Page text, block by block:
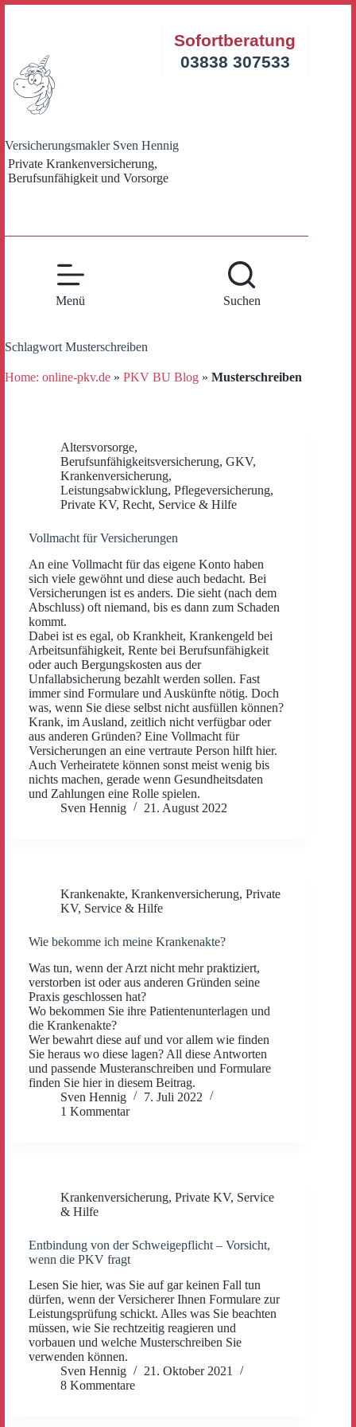
Versicherungsmakler Sven Hennig
Private Krankenversicherung,
Berufsunfähigkeit und Vorsorge
Sofortberatung
03838 307533
Menü Suchen
Schlagwort Musterschreiben
Home: online-pkv.de » PKV BU Blog » Musterschreiben
Altersvorsorge,
Berufsunfähigkeitsversicherung, GKV,
Krankenversicherung,
Leistungsabwicklung, Pflegeversicherung,
Private KV, Recht, Service & Hilfe
Vollmacht für Versicherungen
An eine Vollmacht für das eigene Konto haben
sich viele gewöhnt und diese auch bedacht. Bei
Versicherungen ist es anders. Die sieht (nach dem
Abschluss) oft niemand, bis es dann zum Schaden
kommt.
Dabei ist es egal, ob Krankheit, Krankengeld bei
Arbeitsunfähigkeit, Rente bei Berufsunfähigkeit
oder auch Bergungskosten aus der
Unfallabsicherung bezahlt werden sollen. Fast
immer sind Formulare und Auskünfte nötig. Doch
was, wenn Sie diese selbst nicht ausfüllen können?
Krank, im Ausland, zeitlich nicht verfügbar oder
aus anderen Gründen? Eine Vollmacht für
Versicherungen an eine vertraute Person hilft hier.
Auch Verheiratete können sonst meist wenig bis
nichts machen, gerade wenn Gesundheitsdaten
und Zahlungen eine Rolle spielen.
Sven Hennig
21. August 2022
Krankenakte, Krankenversicherung, Private
KV, Service & Hilfe
Wie bekomme ich meine Krankenakte?
Was tun, wenn der Arzt nicht mehr praktiziert,
verstorben ist oder aus anderen Gründen seine
Praxis geschlossen hat?
Wo bekommen Sie ihre Patientenunterlagen und
die Krankenakte?
Wer bewahrt diese auf und vor allem wie finden
Sie heraus wo diese lagen? All diese Antworten
und passende Musteranschreiben und Formulare
finden Sie hier in diesem Beitrag.
Sven Hennig
7. Juli 2022
1 Kommentar
Krankenversicherung, Private KV, Service
& Hilfe
Entbindung von der Schweigepflicht – Vorsicht,
wenn die PKV fragt
Lesen Sie hier, was Sie auf gar keinen Fall tun
dürfen, wenn der Versicherer Ihnen Formulare zur
Leistungsprüfung schickt. Alles was Sie beachten
müssen, wie Sie rechtzeitig reagieren und
vorbauen und welche Musterschreiben Sie
verwenden können.
Sven Hennig
21. Oktober 2021
8 Kommentare